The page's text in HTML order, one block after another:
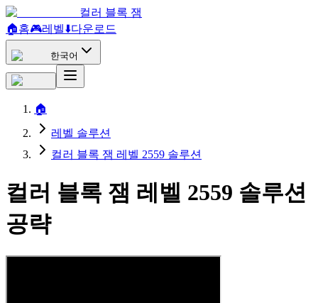
컬러 블록 잼
🏠홈🎮레벨⬇️다운로드
한국어
🏠
레벨 솔루션
컬러 블록 잼 레벨 2559 솔루션
컬러 블록 잼 레벨 2559 솔루션
공략